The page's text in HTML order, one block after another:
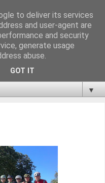
▼
to deliver its services
and user-agent are
and security
generate usage
abuse.
GOT IT